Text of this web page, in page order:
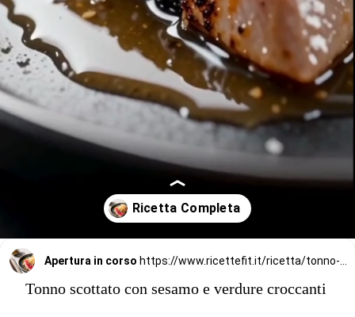
Apertura in corso https://www.ricettefit.it/ricetta/tonno-scottato-con-sesamo-e-verdure-croccanti/
Tonno scottato con sesamo e verdure croccanti